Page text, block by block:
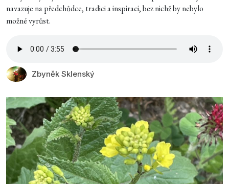
navazuje na předchůdce, tradici a inspiraci, bez nichž by nebylo
možné vyrůst.
Zbyněk Sklenský